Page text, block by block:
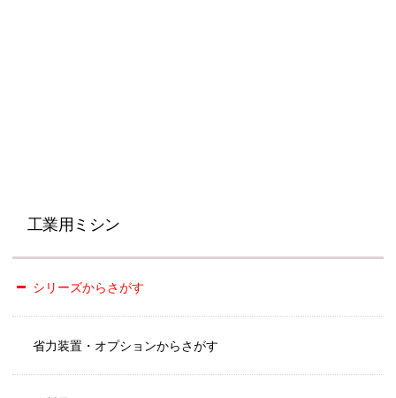
工業用ミシン
シリーズからさがす
省力装置・オプションからさがす